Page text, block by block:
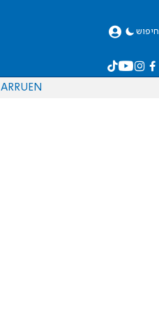
חיפוש
EN
RU
AR